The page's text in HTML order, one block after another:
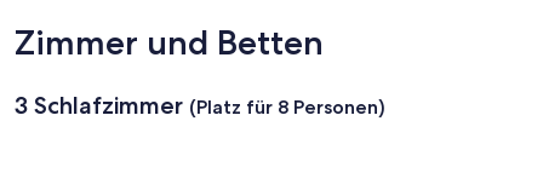
Zimmer und Betten
3 Schlafzimmer (Platz für 8 Personen)